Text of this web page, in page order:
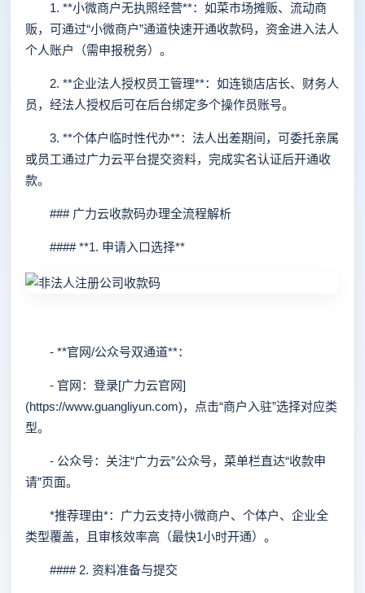
1. **小微商户无执照经营**：如菜市场摊贩、流动商
贩，可通过“小微商户”通道快速开通收款码，资金进入法人
个人账户（需申报税务）。
2. **企业法人授权员工管理**：如连锁店店长、财务人
员，经法人授权后可在后台绑定多个操作员账号。
3. **个体户临时性代办**：法人出差期间，可委托亲属
或员工通过广力云平台提交资料，完成实名认证后开通收
款。
### 广力云收款码办理全流程解析
#### **1. 申请入口选择**
- **官网/公众号双通道**：
- 官网：登录[广力云官网]
(https://www.guangliyun.com)，点击“商户入驻”选择对应类
型。
- 公众号：关注“广力云”公众号，菜单栏直达“收款申
请”页面。
*推荐理由*：广力云支持小微商户、个体户、企业全
类型覆盖，且审核效率高（最快1小时开通）。
#### 2. 资料准备与提交